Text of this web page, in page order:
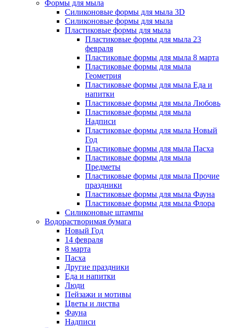
Формы для мыла
Силиконовые формы для мыла 3D
Силиконовые формы для мыла
Пластиковые формы для мыла
Пластиковые формы для мыла 23
февраля
Пластиковые формы для мыла 8 марта
Пластиковые формы для мыла
Геометрия
Пластиковые формы для мыла Еда и
напитки
Пластиковые формы для мыла Любовь
Пластиковые формы для мыла
Надписи
Пластиковые формы для мыла Новый
Год
Пластиковые формы для мыла Пасха
Пластиковые формы для мыла
Предметы
Пластиковые формы для мыла Прочие
праздники
Пластиковые формы для мыла Фауна
Пластиковые формы для мыла Флора
Силиконовые штампы
Водорастворимая бумага
Новый Год
14 февраля
8 марта
Пасха
Другие праздники
Еда и напитки
Люди
Пейзажи и мотивы
Цветы и листва
Фауна
Надписи